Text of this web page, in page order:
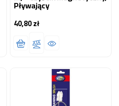
Pływający
40,80 złCena